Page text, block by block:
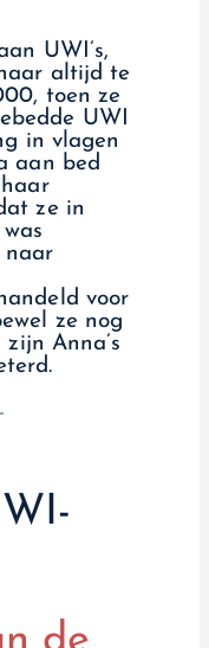
UWI’s,
altijd te
toen ze
UWI
in vlagen
aan bed
ze in
naar
voor
ze nog
Anna’s